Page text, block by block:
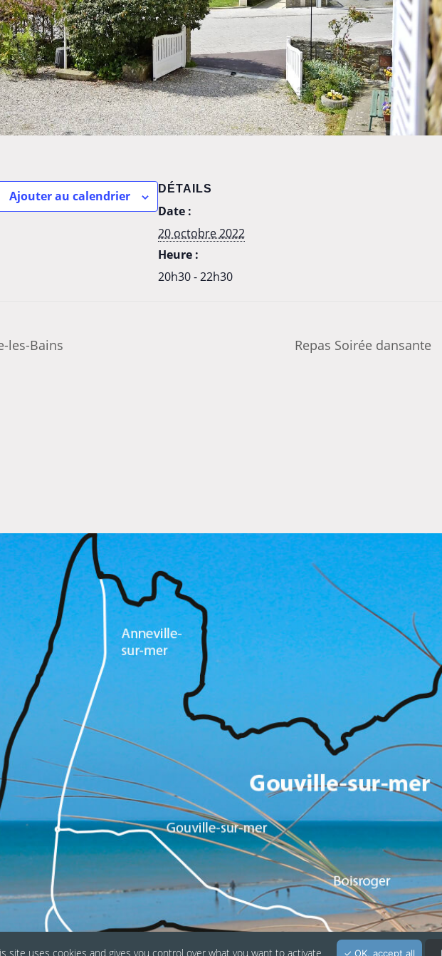
Ajouter au calendrier DÉTAILS
Date :
20 octobre 2022
Heure :
20h30 - 22h30
les-Bains Repas Soirée dansante
Suivez-nous sur les réseaux sociaux :
site uses cookies and gives you control over what you want to activate OK, accept all